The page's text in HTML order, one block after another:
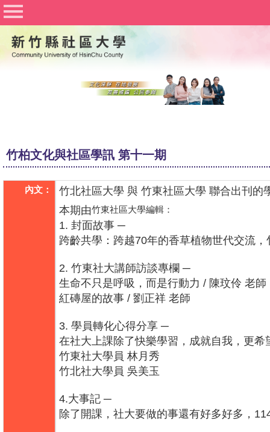
社區大學聯合網
竹北社區大學
行事曆
課程資訊
志工與社團
竹柏文化與社區學訊 第十一期
內文：
竹北社區大學 與 竹東社區大學 聯合出刊的
本期由竹東社區大學編輯：
1. 封面故事 ─
跨齡共學：跨越70年的香草植物世代交流
2. 竹東社大講師訪談專欄 ─
生命不只是呼吸，而是行動力 / 陳玟伶 老師
紅磚屋的故事 / 劉正祥 老師
3. 學員轉化心得分享 ─
在社大上課除了快樂學習，成就自我，更
竹東社大學員 林月秀
竹北社大學員 吳美玉
4.大事記 ─
除了開課，社大要做的事還有好多好多，